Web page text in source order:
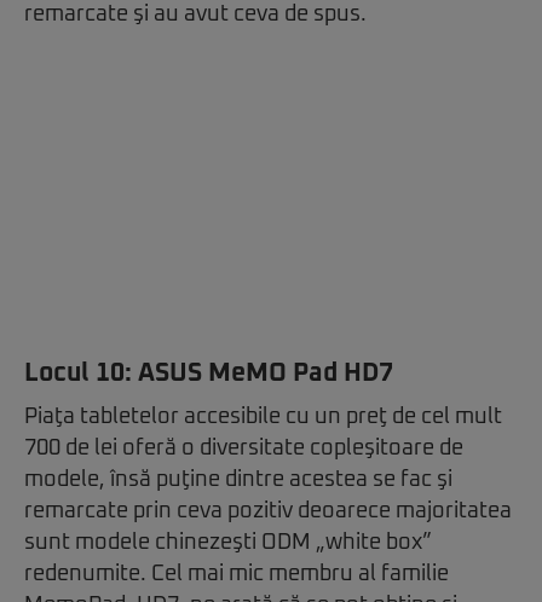
remarcate şi au avut ceva de spus.
Locul 10: ASUS MeMO Pad HD7
Piaţa tabletelor accesibile cu un preţ de cel mult
700 de lei oferă o diversitate copleşitoare de
modele, însă puţine dintre acestea se fac şi
remarcate prin ceva pozitiv deoarece majoritatea
sunt modele chinezeşti ODM „white box”
redenumite. Cel mai mic membru al familie